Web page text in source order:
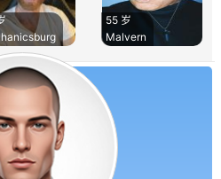
55 岁
Malvern